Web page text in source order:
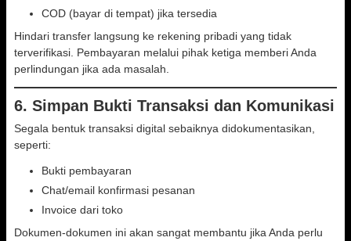
COD (bayar di tempat) jika tersedia
Hindari transfer langsung ke rekening pribadi yang tidak
terverifikasi. Pembayaran melalui pihak ketiga memberi Anda
perlindungan jika ada masalah.
6. Simpan Bukti Transaksi dan Komunikasi
Segala bentuk transaksi digital sebaiknya didokumentasikan,
seperti:
Bukti pembayaran
Chat/email konfirmasi pesanan
Invoice dari toko
Dokumen-dokumen ini akan sangat membantu jika Anda perlu